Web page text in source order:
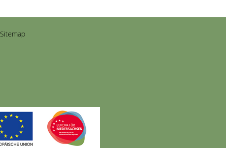
Sitemap